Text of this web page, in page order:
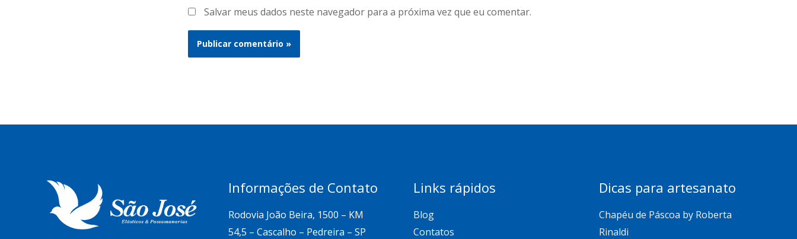
Salvar meus dados neste navegador para a próxima vez que eu comentar.
Informações de Contato
Rodovia João Beira, 1500 – KM
54,5 – Cascalho – Pedreira – SP
Links rápidos
Blog
Contatos
Dicas para artesanato
Chapéu de Páscoa by Roberta
Rinaldi